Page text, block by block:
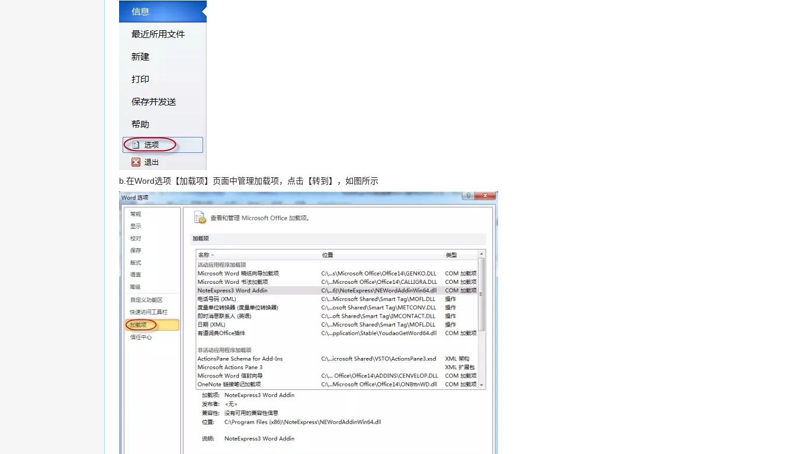
b.在Word选项【加载项】页面中管理加载项，点击【转到】，如图所示